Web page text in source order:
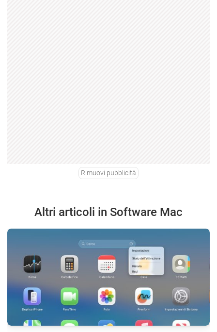
Rimuovi pubblicità
Altri articoli in Software Mac